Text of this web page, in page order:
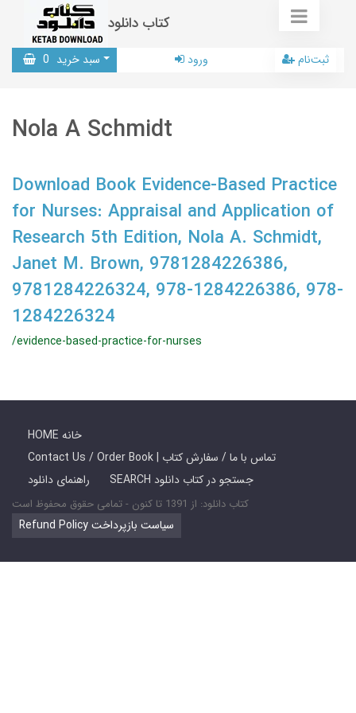
کتاب دانلود
سبد خرید 0 ورود ثبت‌نام
Nola A Schmidt
Download Book Evidence-Based Practice
for Nurses: Appraisal and Application of
Research 5th Edition, Nola A. Schmidt,
Janet M. Brown, 9781284226386,
9781284226324, 978-1284226386, 978-
1284226324
/evidence-based-practice-for-nurses
HOME خانه
Contact Us / Order Book | تماس با ما / سفارش کتاب
راهنمای دانلود
SEARCH جستجو در کتاب دانلود
کتاب دانلود: از 1391 تا کنون - تمامی حقوق محفوظ است
Refund Policy سیاست بازپرداخت